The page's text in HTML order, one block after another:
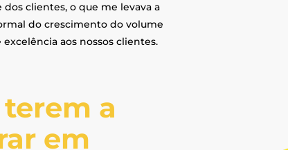
clientes, o que me levava a
do crescimento do volume
aos nossos clientes.
a
em